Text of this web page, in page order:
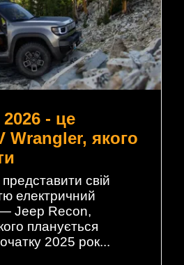
- це
Wrangler, якого
свій
електричний
Jeep Recon,
планується
2025 рок...